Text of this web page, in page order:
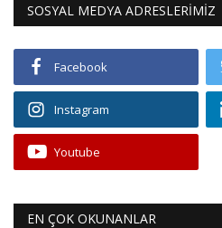
SOSYAL MEDYA ADRESLERİMİZ
Facebook
Instagram
Youtube
EN ÇOK OKUNANLAR